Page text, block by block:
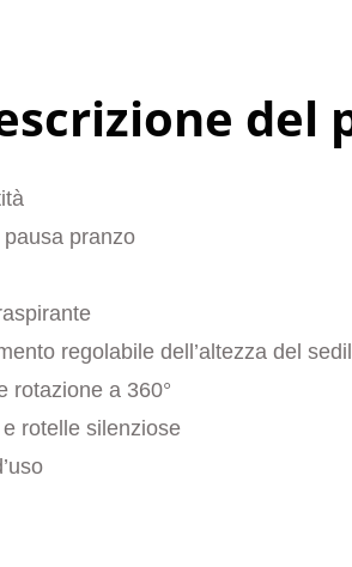
del
pranzo
regolabile dell’altezza del
rotazione a 360°
rotelle silenziose